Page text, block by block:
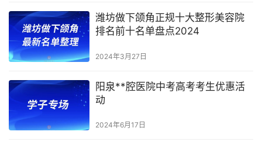
潍坊做下颌角正规十大整形美容院
排名前十名单盘点2024
2024年3月27日
阳泉**腔医院中考高考考生优惠活
动
2024年6月17日